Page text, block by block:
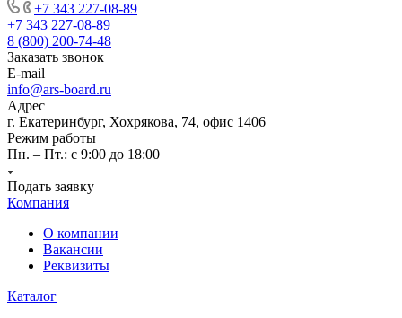
+7 343 227-08-89
+7 343 227-08-89
8 (800) 200-74-48
Заказать звонок
E-mail
info@ars-board.ru
Адрес
г. Екатеринбург, Хохрякова, 74, офис 1406
Режим работы
Пн. – Пт.: с 9:00 до 18:00
Подать заявку
Компания
О компании
Вакансии
Реквизиты
Каталог